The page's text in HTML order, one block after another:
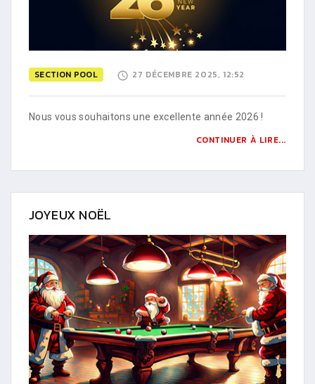
SECTION POOL 27 DÉCEMBRE 2025, 12:52
Nous vous souhaitons une excellente année 2026 !
CONTINUER À LIRE...
JOYEUX NOËL